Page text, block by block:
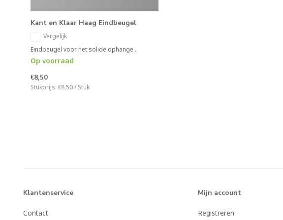
Kant en Klaar Haag Eindbeugel
Vergelijk
Eindbeugel voor het solide ophange...
Op voorraad
€8,50
Stukprijs: €8,50/ Stuk
Klantenservice
Contact
Mijn account
Registreren